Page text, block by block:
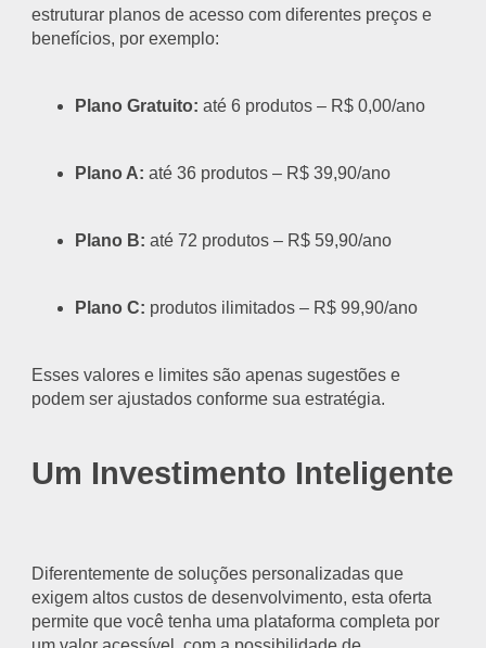
estruturar planos de acesso com diferentes preços e
benefícios, por exemplo:
Plano Gratuito: até 6 produtos – R$ 0,00/ano
Plano A: até 36 produtos – R$ 39,90/ano
Plano B: até 72 produtos – R$ 59,90/ano
Plano C: produtos ilimitados – R$ 99,90/ano
Esses valores e limites são apenas sugestões e
podem ser ajustados conforme sua estratégia.
Um Investimento Inteligente
Diferentemente de soluções personalizadas que
exigem altos custos de desenvolvimento, esta oferta
permite que você tenha uma plataforma completa por